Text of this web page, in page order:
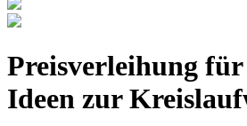
Preisverleihung für
Ideen zur